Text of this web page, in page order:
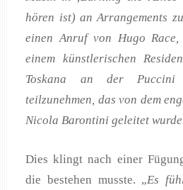
hören ist) an Arrangements
einen Anruf von Hugo
einem künstlerischen
Toskana an der Puccini
teilzunehmen, das von dem
Nicola Barontini geleitet
Dies klingt nach einer
die bestehen musste. „Es